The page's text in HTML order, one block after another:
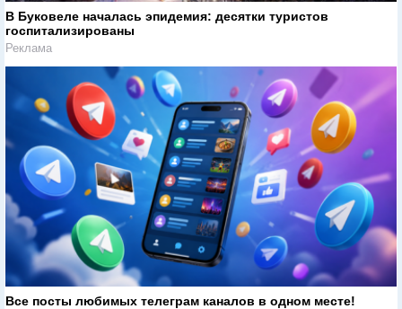
В Буковеле началась эпидемия: десятки туристов
госпитализированы
Реклама
Все посты любимых телеграм каналов в одном месте!